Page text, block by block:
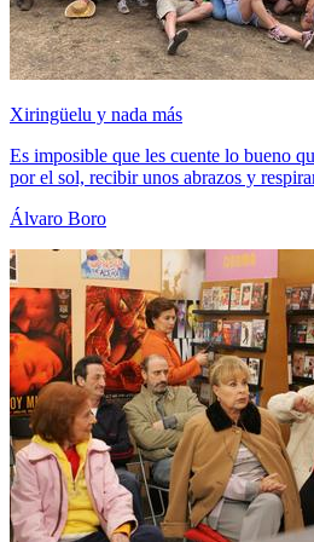
Xiringüelu y nada más
Es imposible que les cuente lo bueno
por el sol, recibir unos abrazos y
Álvaro Boro